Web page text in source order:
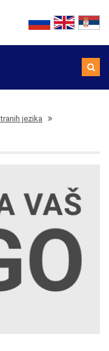
jezika